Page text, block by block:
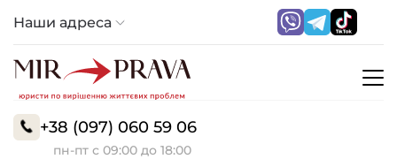
Наши адреса
+38 (097) 060 59 06
пн-пт с 09:00 до 18:00